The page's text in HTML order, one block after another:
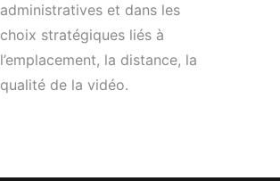
administratives et dans les
choix stratégiques liés à
l’emplacement, la distance, la
qualité de la vidéo.